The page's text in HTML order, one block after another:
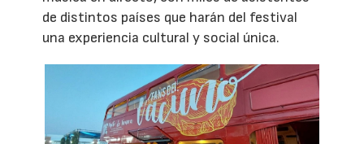
de distintos países que harán del festival
una experiencia cultural y social única.